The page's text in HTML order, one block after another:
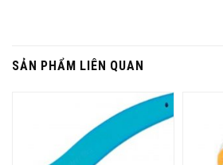
SẢN PHẨM LIÊN QUAN